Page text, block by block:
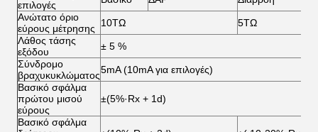
επιλογές
Ανώτατο όριο
εύρους μέτρησης
10TΩ
5TΩ
Λάθος τάσης
εξόδου
± 5 %
Σύνδρομο
βραχυκυκλώματος5mA (10mA για επιλογές)
Βασικό σφάλμα
πρώτου μισού
εύρους
±(5%·Rx + 1d)
Βασικό σφάλμα